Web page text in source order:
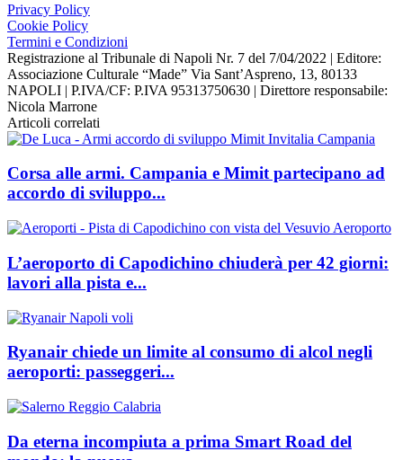
Privacy Policy
Cookie Policy
Termini e Condizioni
Registrazione al Tribunale di Napoli Nr. 7 del 7/04/2022 | Editore:
Associazione Culturale “Made” Via Sant’Aspreno, 13, 80133
NAPOLI | P.IVA/CF: P.IVA 95313750630 | Direttore responsabile:
Nicola Marrone
Articoli correlati
Corsa alle armi. Campania e Mimit partecipano ad
accordo di sviluppo...
L’aeroporto di Capodichino chiuderà per 42 giorni:
lavori alla pista e...
Ryanair chiede un limite al consumo di alcol negli
aeroporti: passeggeri...
Da eterna incompiuta a prima Smart Road del